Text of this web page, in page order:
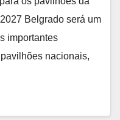
Belgrado será um
importantes
nacionais,